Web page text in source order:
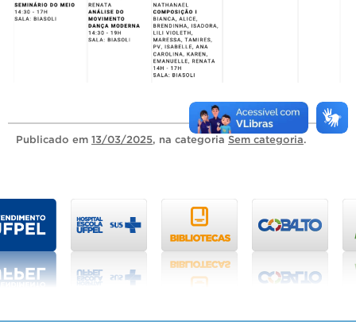
Publicado em 13/03/2025, na categoria Sem categoria.